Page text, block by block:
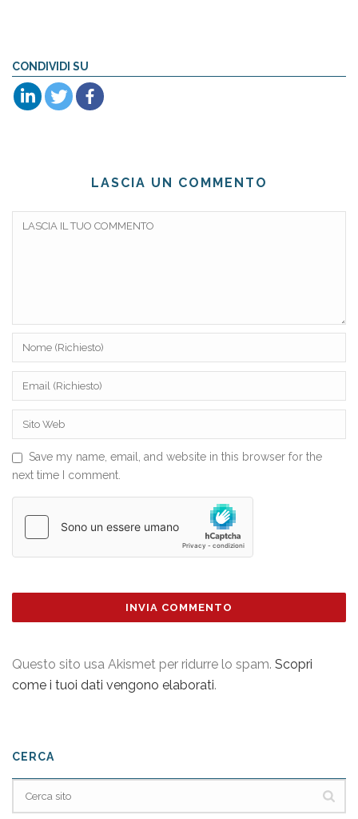
CONDIVIDI SU
LASCIA UN COMMENTO
Save my name, email, and website in this browser for the
next time I comment.
Questo sito usa Akismet per ridurre lo spam. Scopri
come i tuoi dati vengono elaborati.
CERCA